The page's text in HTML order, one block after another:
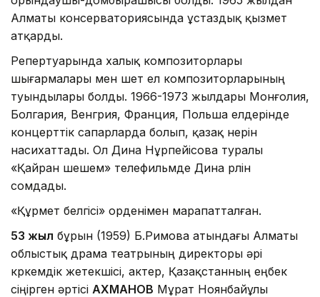
Алматы консерваториясында ұстаздық қызмет
атқарды.
Репертуарында халық композиторлары
шығармалары мен шет ел композиторларының
туындылары болды. 1966-1973 жылдары Монғолия,
Болгария, Венгрия, Франция, Польша елдерінде
концерттік сапарларда болып, қазақ өнерін
насихаттады. Ол Дина Нұрпейісова туралы
«Қайран шешем» телефильмде Дина рөлін
сомдады.
«Құрмет белгісі» орденімен марапатталған.
53 жыл бұрын (1959) Б.Римова атындағы Алматы
облыстық драма театрының директоры әрі
көркемдік жетекшісі, актер, Қазақстанның еңбек
сіңірген әртісі АХМАНОВ Мұрат Ноянбайұлы